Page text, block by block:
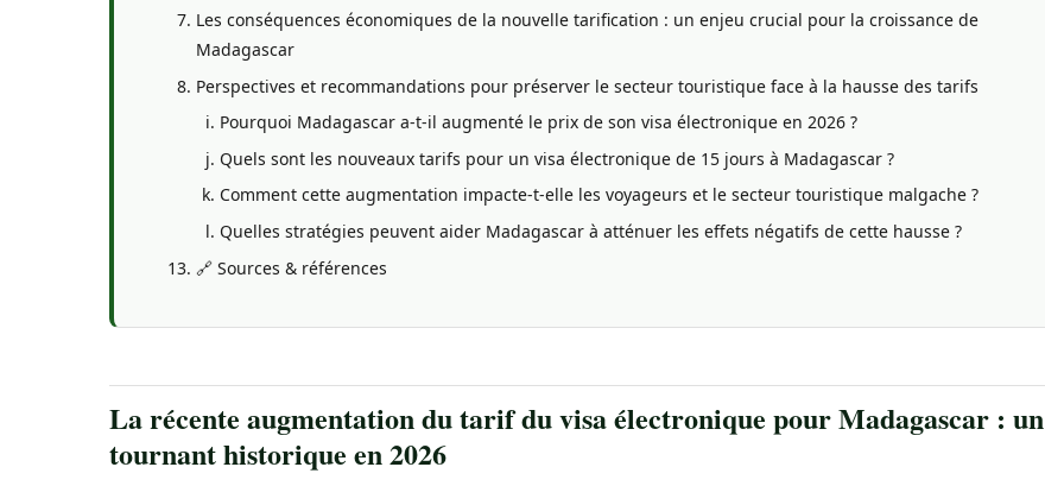
Les conséquences économiques de la nouvelle tarification : un enjeu crucial pour la croissance de
Madagascar
Perspectives et recommandations pour préserver le secteur touristique face à la hausse des tarifs
Pourquoi Madagascar a-t-il augmenté le prix de son visa électronique en 2026 ?
Quels sont les nouveaux tarifs pour un visa électronique de 15 jours à Madagascar ?
Comment cette augmentation impacte-t-elle les voyageurs et le secteur touristique malgache ?
Quelles stratégies peuvent aider Madagascar à atténuer les effets négatifs de cette hausse ?
🔗 Sources & références
La récente augmentation du tarif du visa électronique pour Madagascar : un
tournant historique en 2026